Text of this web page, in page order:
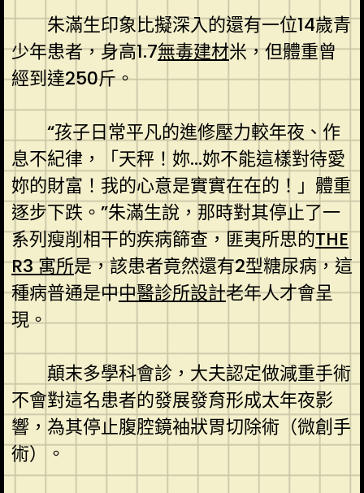
朱滿生印象比擬深入的還有一位14歲青
少年患者，身高1.7無毒建材米，但體重曾
經到達250斤。
“孩子日常平凡的進修壓力較年夜、作
息不紀律，「天秤！妳…妳不能這樣對待愛
妳的財富！我的心意是實實在在的！」體重
逐步下跌。”朱滿生說，那時對其停止了一
系列瘦削相干的疾病篩查，匪夷所思的THE
R3 寓所是，該患者竟然還有2型糖尿病，這
種病普通是中中醫診所設計老年人才會呈
現。
顛末多學科會診，大夫認定做減重手術
不會對這名患者的發展發育形成太年夜影
響，為其停止腹腔鏡袖狀胃切除術（微創手
術）。